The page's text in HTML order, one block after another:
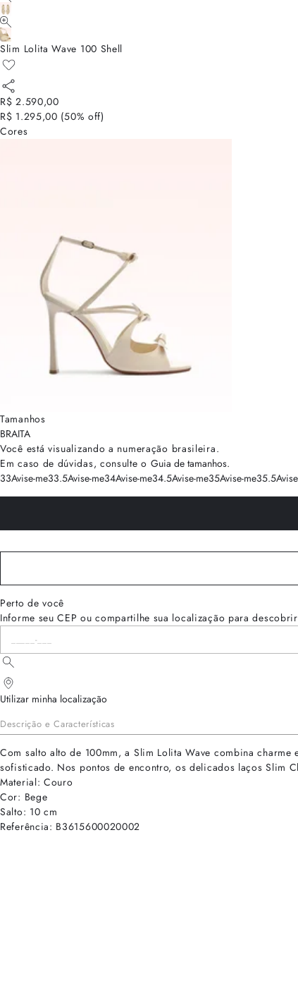
Slim Lolita Wave 100 Shell
R$ 2.590,00
R$ 1.295,00 (50% off)
Cores
Tamanhos
BRAITA
Você está visualizando a numeração brasileira.
Em caso de dúvidas, consulte o Guia de tamanhos.
33Avise-me33.5Avise-me34Avise-me34.5Avise-me35Avise-me35.5
Perto de você
Informe seu CEP ou compartilhe sua localização para
Utilizar minha localização
Descrição e Características
Com salto alto de 100mm, a Slim Lolita Wave combina
sofisticado. Nos pontos de encontro, os delicados laços Slim
Material: Couro
Cor: Bege
Salto: 10 cm
Referência: B3615600020002